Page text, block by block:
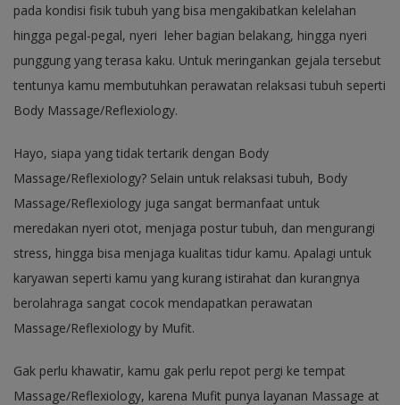
pada kondisi fisik tubuh yang bisa mengakibatkan kelelahan
hingga pegal-pegal, nyeri leher bagian belakang, hingga nyeri
punggung yang terasa kaku. Untuk meringankan gejala tersebut
tentunya kamu membutuhkan perawatan relaksasi tubuh seperti
Body Massage/Reflexiology.
Hayo, siapa yang tidak tertarik dengan Body
Massage/Reflexiology? Selain untuk relaksasi tubuh, Body
Massage/Reflexiology juga sangat bermanfaat untuk
meredakan nyeri otot, menjaga postur tubuh, dan mengurangi
stress, hingga bisa menjaga kualitas tidur kamu. Apalagi untuk
karyawan seperti kamu yang kurang istirahat dan kurangnya
berolahraga sangat cocok mendapatkan perawatan
Massage/Reflexiology by Mufit.
Gak perlu khawatir, kamu gak perlu repot pergi ke tempat
Massage/Reflexiology, karena Mufit punya layanan Massage at